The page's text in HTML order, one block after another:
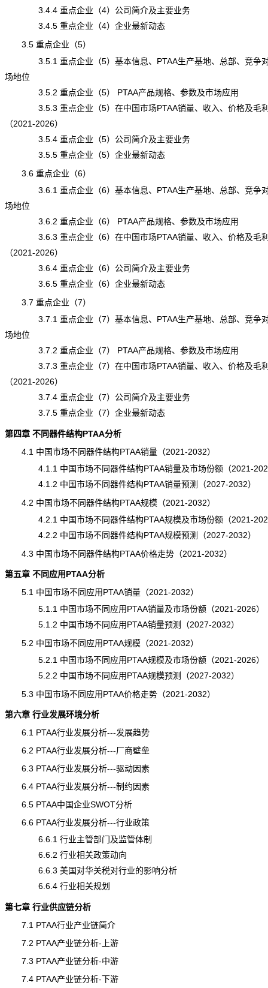
3.4.4 重点企业（4）公司简介及主要业务
3.4.5 重点企业（4）企业最新动态
3.5 重点企业（5）
3.5.1 重点企业（5）基本信息、PTAA生产基地、总部、竞争
场地位
3.5.2 重点企业（5） PTAA产品规格、参数及市场应用
3.5.3 重点企业（5）在中国市场PTAA销量、收入、价格及毛
（2021-2026）
3.5.4 重点企业（5）公司简介及主要业务
3.5.5 重点企业（5）企业最新动态
3.6 重点企业（6）
3.6.1 重点企业（6）基本信息、PTAA生产基地、总部、竞争
场地位
3.6.2 重点企业（6） PTAA产品规格、参数及市场应用
3.6.3 重点企业（6）在中国市场PTAA销量、收入、价格及毛
（2021-2026）
3.6.4 重点企业（6）公司简介及主要业务
3.6.5 重点企业（6）企业最新动态
3.7 重点企业（7）
3.7.1 重点企业（7）基本信息、PTAA生产基地、总部、 竞争
场地位
3.7.2 重点企业（7） PTAA产品规格、参数及市场应用
3.7.3 重点企业（7）在中国市场PTAA销量、收入、价格及毛
（2021-2026）
3.7.4 重点企业（7）公司简介及主要业务
3.7.5 重点企业（7）企业最新动态
第四章 不同器件结构PTAA分析
4.1 中国市场不同器件结构PTAA销量（2021-2032）
4.1.1 中国市场不同器件结构PTAA销量及市场份额（2021-
4.1.2 中国市场不同器件结构PTAA销量预测（2027-2032）
4.2 中国市场不同器件结构PTAA规模（2021-2032）
4.2.1 中国市场不同器件结构PTAA规模及市场份额（2021-
4.2.2 中国市场不同器件结构PTAA规模预测（2027-2032）
4.3 中国市场不同器件结构PTAA价格走势（2021-2032）
第五章 不同应用PTAA分析
5.1 中国市场不同应用PTAA销量（2021-2032）
5.1.1 中国市场不同应用PTAA销量及市场份额（2021-2026）
5.1.2 中国市场不同应用PTAA销量预测（2027-2032）
5.2 中国市场不同应用PTAA规模（2021-2032）
5.2.1 中国市场不同应用PTAA规模及市场份额（2021-2026）
5.2.2 中国市场不同应用PTAA规模预测（2027-2032）
5.3 中国市场不同应用PTAA价格走势（2021-2032）
第六章 行业发展环境分析
6.1 PTAA行业发展分析---发展趋势
6.2 PTAA行业发展分析---厂商壁垒
6.3 PTAA行业发展分析---驱动因素
6.4 PTAA行业发展分析---制约因素
6.5 PTAA中国企业SWOT分析
6.6 PTAA行业发展分析---行业政策
6.6.1 行业主管部门及监管体制
6.6.2 行业相关政策动向
6.6.3 美国对华关税对行业的影响分析
6.6.4 行业相关规划
第七章 行业供应链分析
7.1 PTAA行业产业链简介
7.2 PTAA产业链分析-上游
7.3 PTAA产业链分析-中游
7.4 PTAA产业链分析-下游